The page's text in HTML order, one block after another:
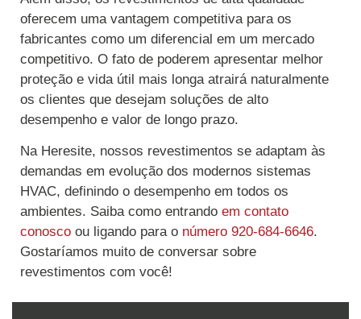
oferecem uma vantagem competitiva para os
fabricantes como um diferencial em um mercado
competitivo. O fato de poderem apresentar melhor
proteção e vida útil mais longa atrairá naturalmente
os clientes que desejam soluções de alto
desempenho e valor de longo prazo.
Na Heresite, nossos revestimentos se adaptam às
demandas em evolução dos modernos sistemas
HVAC, definindo o desempenho em todos os
ambientes. Saiba como entrando em contato
conosco ou ligando para o número 920-684-6646.
Gostaríamos muito de conversar sobre
revestimentos com você!